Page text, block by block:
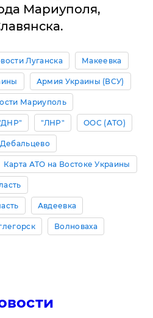
Мариуполя,
Луганска Макеевка
Армия Украины (ВСУ)
Мариуполь
"ЛНР" ООС (АТО)
Дебальцево
Карта АТО на Востоке Украины
Авдеевка
Волноваха